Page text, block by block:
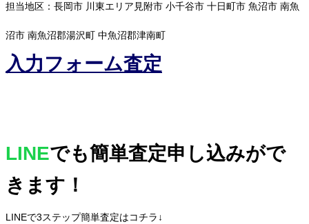
担当地区：長岡市 川東エリア見附市 小千谷市 十日町市 魚沼市 南魚
沼市 南魚沼郡湯沢町 中魚沼郡津南町
入力フォーム査定
LINEでも簡単査定申し込みがで
きます！
LINEで3ステップ簡単査定はコチラ↓